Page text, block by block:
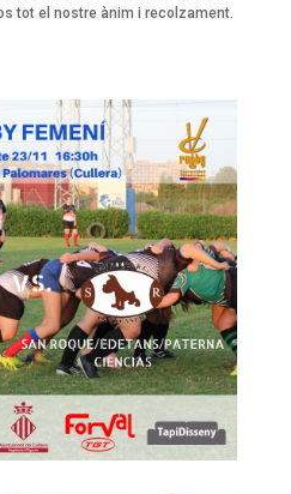
tot el nostre ànim i recolzament.